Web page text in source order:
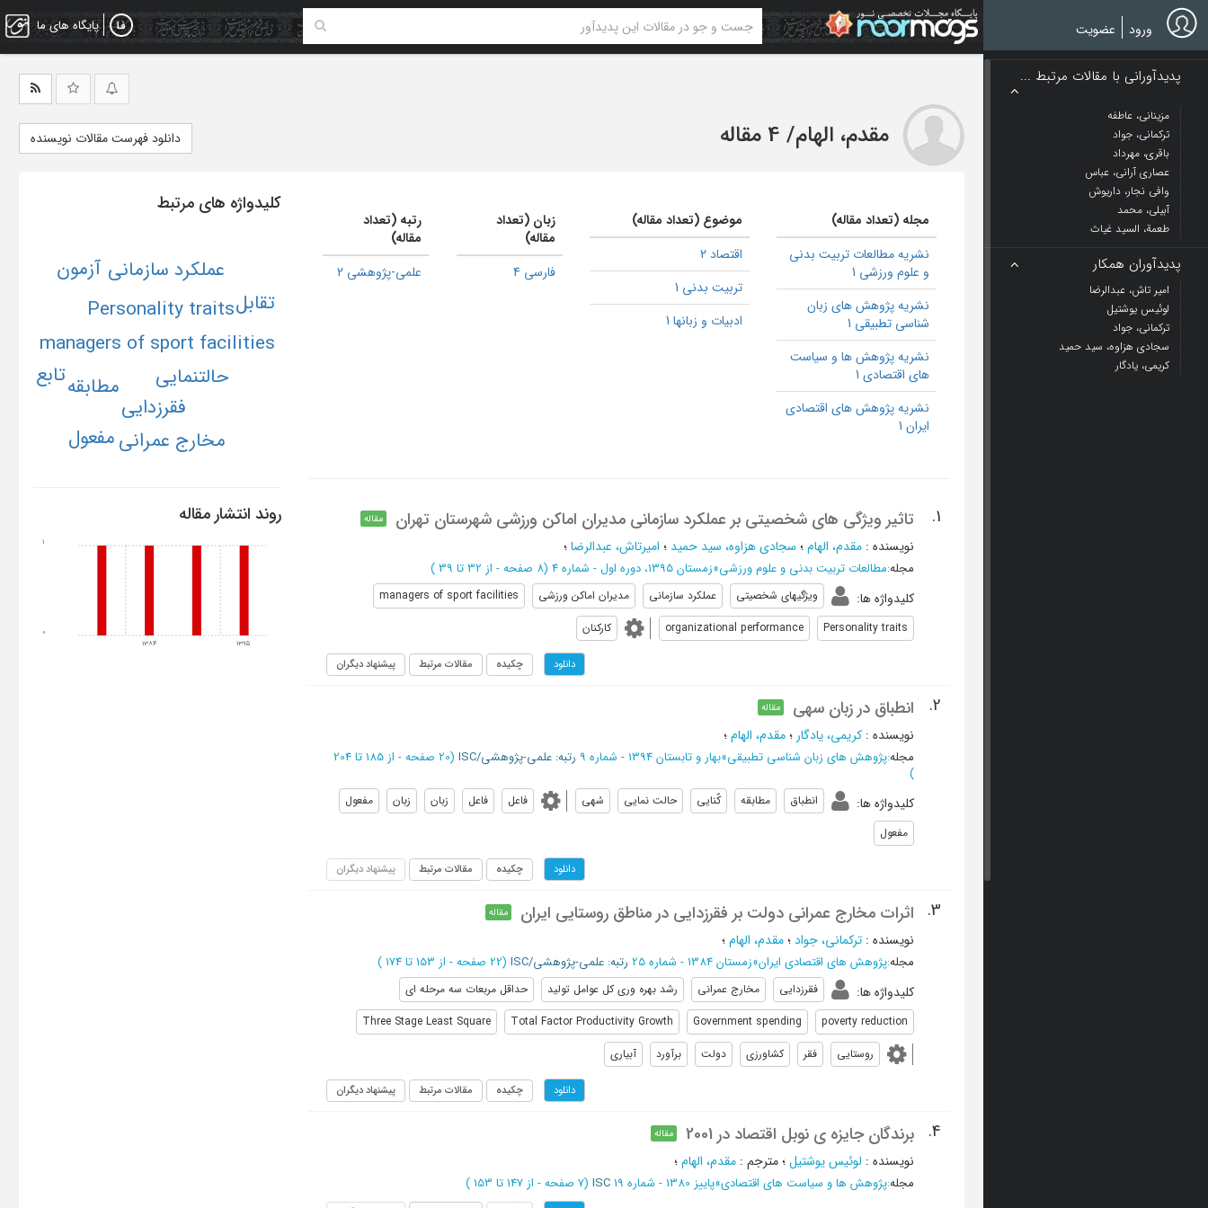
Skip
to
main
پایگاه های ما ورود عضویت
پدیدآورانی با مقالات مرتبط ...
مزینانی، عاطفه
ترکمانی، جواد
باقری، مهرداد
عصاری آرانی، عباس
وافی نجار، داریوش
آبیلی، محمد
طعمة، السید غیاث
پدیدآوران همکار
امیر تاش، عبدالرضا
لوئیس یوشتیل
ترکمانی، جواد
سجادی هزاوه، سید حمید
کریمی، یادگار
مقدم، الهام/ 4 مقاله دانلود فهرست مقالات نویسنده
مجله (تعداد مقاله)
نشریه مطالعات تربیت بدنی
و علوم ورزشی 1
نشریه پژوهش های زبان
شناسی تطبیقی 1
نشریه پژوهش ها و سیاست
های اقتصادی 1
نشریه پژوهش های اقتصادی
ایران 1
موضوع (تعداد مقاله)
اقتصاد 2
تربیت بدنی 1
ادبیات و زبانها 1
زبان (تعداد
مقاله)
فارسی 4
رتبه (تعداد
مقاله)
علمی-پژوهشی 2
1. تاثیر ویژگی های شخصیتی بر عملکرد سازمانی مدیران اماکن ورزشی شهرستان تهران مقاله
نویسنده : مقدم، الهام؛ سجادی هزاوه، سید حمید ؛ امیرتاش، عبدالرضا؛
مجله:مطالعات تربیت بدنی و علوم ورزشی»زمستان 1395، دوره اول - شماره 4 (‎8 صفحه - از 32 تا 39 )
کلیدواژه ها: ویژگیهای شخصیتی عملکرد سازمانی مدیران اماکن ورزشی
managers of sport facilities
Personality traits
organizational performance کارکنان
دانلود چکیده مقالات مرتبط پیشنهاد دیگران
2. انطباق در زبان سهی مقاله
نویسنده : کریمی، یادگار ؛مقدم، الهام؛
مجله:پژوهش های زبان شناسی تطبیقی»بهار و تابستان 1394 - شماره 9 رتبه: علمی-پژوهشی/ISC (‎20 صفحه -
از 185 تا 204
)
کلیدواژه ها: انطباق مطابقه کٌنایی حالت نمایی سُهی فاعل فاعل زبان زبان
مفعول
مفعول
دانلود چکیده مقالات مرتبط پیشنهاد دیگران
3. اثرات مخارج عمرانی دولت بر فقرزدایی در مناطق روستایی ایران مقاله
نویسنده : ترکمانی، جواد؛مقدم، الهام؛
مجله:پژوهش های اقتصادی ایران»زمستان 1384 - شماره 25 رتبه: علمی-پژوهشی/ISC (‎22 صفحه - از 153 تا 174 )
کلیدواژه ها: فقرزدایی مخارج عمرانی رشد بهره وری کل عوامل تولید
حداقل مربعات سه مرحله ای
poverty reduction
Government spending
Total Factor Productivity Growth
Three Stage Least Square
روستایی
فقر کشاورزی دولت برآورد آبیاری
دانلود چکیده مقالات مرتبط پیشنهاد دیگران
4. برندگان جایزه ی نوبل اقتصاد در 2001 مقاله
نویسنده : لوئیس یوشتیل؛مترجم : مقدم، الهام؛
مجله:پژوهش ها و سیاست های اقتصادی»پاییز 1380 - شماره 19 ISC (‎7 صفحه - از 147 تا 153 )
کلیدواژه های مرتبط
managers of sport facilities
Personality traits
حالتنمایی
عملکرد سازمانی
فقرزدایی
مخارج عمرانی
مطابقه
آزمون
تابع
تقابل
مفعول
روند انتشار مقاله
1384 1395
0
1